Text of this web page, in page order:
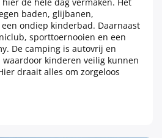
baden, glijbanen,
ondiep kinderbad. Daarnaast
sporttoernooien en een
De camping is autovrij en
kinderen veilig kunnen
draait alles om zorgeloos